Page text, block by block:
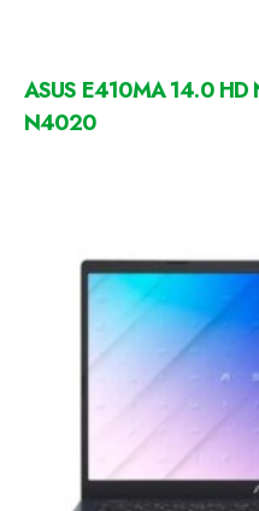
ASUS E410MA 14.0
N4020